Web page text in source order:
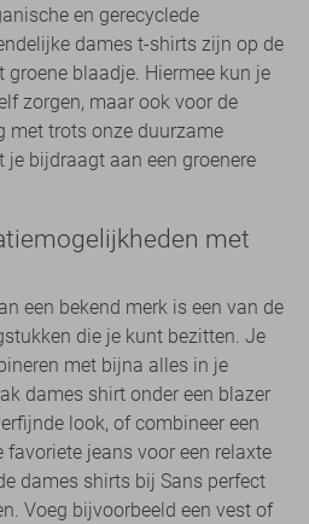
en gerecyclede
dames t-shirts zijn op de
groene blaadje. Hiermee kun je
zorgen, maar ook voor de
met trots onze duurzame
je bijdraagt aan een groenere
met
een bekend merk is een van de
die je kunt bezitten. Je
met bijna alles in je
dames shirt onder een blazer
look, of combineer een
jeans voor een relaxte
dames shirts bij Sans perfect
Voeg bijvoorbeeld een vest of